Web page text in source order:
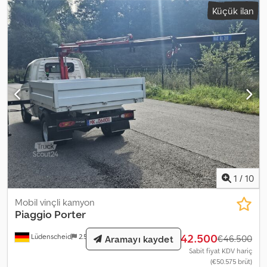
Küçük ilan
1 / 10
Lüdenscheid 2.539 km
Mobil vinçli kamyon
Piaggio Porter
€42.500€46.500
Sabit fiyat KDV hariç
(€50.575 brüt)
Aramayı kaydet